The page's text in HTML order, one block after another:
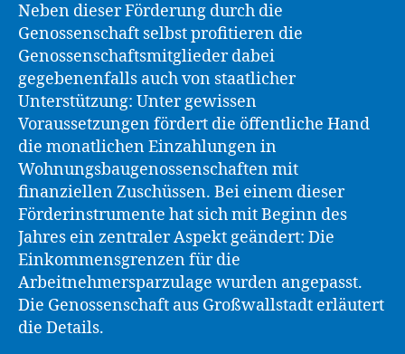
Neben dieser Förderung durch die
Genossenschaft selbst profitieren die
Genossenschaftsmitglieder dabei
gegebenenfalls auch von staatlicher
Unterstützung: Unter gewissen
Voraussetzungen fördert die öffentliche Hand
die monatlichen Einzahlungen in
Wohnungsbaugenossenschaften mit
finanziellen Zuschüssen. Bei einem dieser
Förderinstrumente hat sich mit Beginn des
Jahres ein zentraler Aspekt geändert: Die
Einkommensgrenzen für die
Arbeitnehmersparzulage wurden angepasst.
Die Genossenschaft aus Großwallstadt erläutert
die Details.